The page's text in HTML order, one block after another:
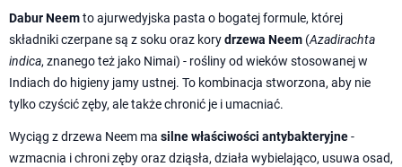
Dabur Neemto ajurwedyjska pasta o bogatej formule, której
składniki czerpane są z soku oraz korydrzewa Neem (Azadirachta
indica, znanego też jako Nimai) - rośliny od wieków stosowanej w
Indiach do higieny jamy ustnej. To kombinacja stworzona, aby nie
tylko czyścić zęby, ale także chronić je i umacniać.
Wyciąg z drzewa Neem ma silne właściwości antybakteryjne-
wzmacnia i chroni zęby oraz dziąsła, działa wybielająco, usuwa osad,